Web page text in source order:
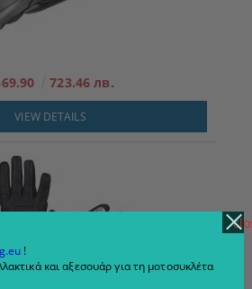
723.46 лв.
VIEW DETAILS
!
και αξεσουάρ για τη μοτοσυκλέτα